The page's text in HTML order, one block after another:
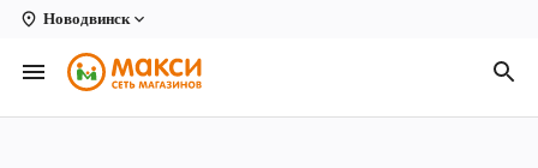
Новодвинск
Вологда
Архангельск